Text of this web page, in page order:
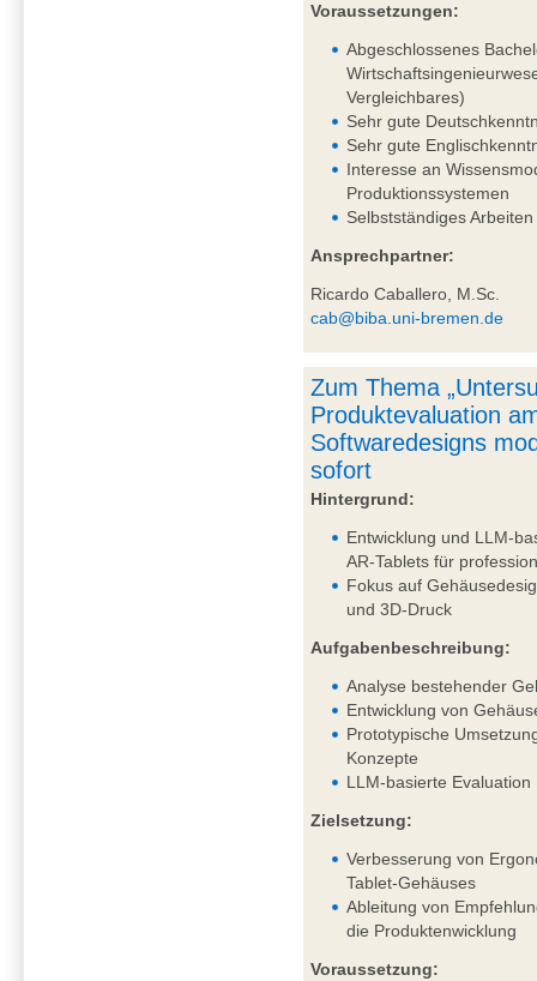
Voraussetzungen:
Abgeschlossenes
Vergleichbares)
Sehr gute
Sehr gute
Interesse an
Produktionssystemen
Selbstständiges
Ansprechpartner:
Ricardo Caballero, M.Sc.
cab@biba.uni-bremen.de
Zum Thema
Produktevaluation
Softwaredesigns
sofort
Hintergrund:
Entwicklung und LLM-
AR-Tablets für
Fokus auf
und 3D-Druck
Aufgabenbeschreibung:
Analyse bestehender
Entwicklung von
Prototypische
Konzepte
LLM-basierte Evaluation
Zielsetzung:
Verbesserung von
Tablet-Gehäuses
Ableitung von
die Produktenwicklung
Voraussetzung: